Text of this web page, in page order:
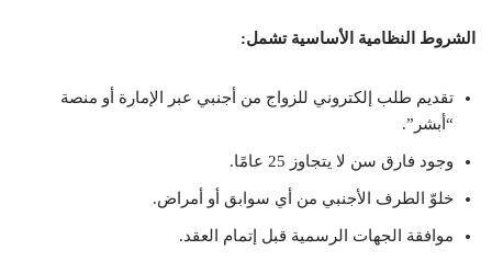
الشروط النظامية الأساسية تشمل:
تقديم طلب إلكتروني للزواج من أجنبي عبر الإمارة أو منصة
“أبشر”.
وجود فارق سن لا يتجاوز 25 عامًا.
خلوّ الطرف الأجنبي من أي سوابق أو أمراض.
موافقة الجهات الرسمية قبل إتمام العقد.